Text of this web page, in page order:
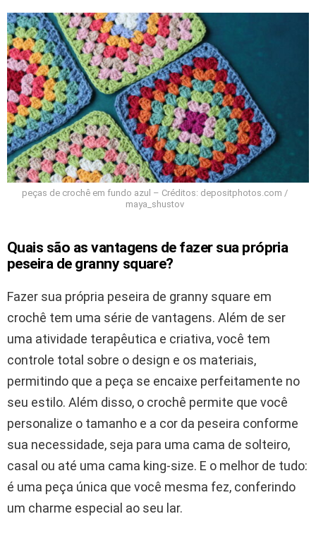
peças de crochê em fundo azul – Créditos: depositphotos.com /
maya_shustov
Quais são as vantagens de fazer sua própria
peseira de granny square?
Fazer sua própria peseira de granny square em
crochê tem uma série de vantagens. Além de ser
uma atividade terapêutica e criativa, você tem
controle total sobre o design e os materiais,
permitindo que a peça se encaixe perfeitamente no
seu estilo. Além disso, o crochê permite que você
personalize o tamanho e a cor da peseira conforme
sua necessidade, seja para uma cama de solteiro,
casal ou até uma cama king-size. E o melhor de tudo:
é uma peça única que você mesma fez, conferindo
um charme especial ao seu lar.